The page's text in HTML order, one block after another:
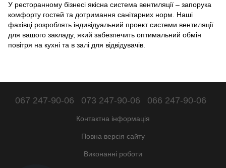
У ресторанному бізнесі якісна система вентиляції – запорука
комфорту гостей та дотримання санітарних норм. Наші
фахівці розроблять індивідуальний проект системи вентиляції
для вашого закладу, який забезпечить оптимальний обмін
повітря на кухні та в залі для відвідувачів.
067 247-90-06 073 247-90-06 066 247-90-06
Контактна інформація
Повна версія сайту
Виконанні роботи